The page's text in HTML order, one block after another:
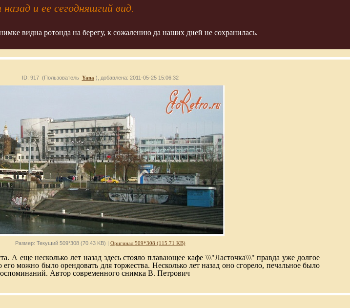
и ее сегодняшгий вид.
видна ротонда на берегу, к сожалению да наших дней не сохранилась.
ID: 917 (Пользователь Yana ), добавлена: 2011-05-25 15:06:32
Размер: Текущий 509*308 (70.43 KB) | Оригинал 509*308 (115.71 KB)
А еще несколько лет назад здесь стояло плавающее кафе \\\"Ласточка\\\" правда уже долгое
можно было орендовать для торжества. Несколько лет назад оно сгорело, печальное было
Автор современного снимка В. Петрович